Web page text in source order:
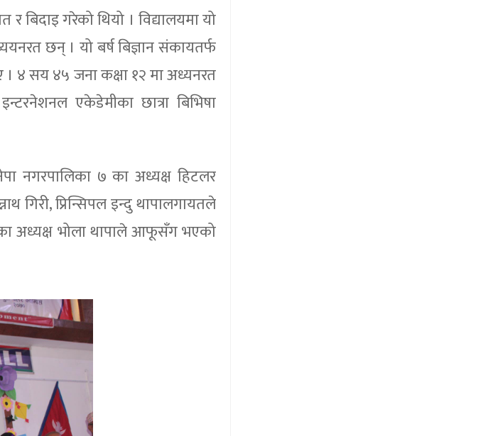
गरेको थियो । विद्यालयमा यो
छन् । यो बर्ष बिज्ञान संकायतर्फ
। ४ सय ४५ जना कक्षा १२ मा अध्यनरत
एकेडेमीका छात्रा बिभिषा
नगरपालिका ७ का अध्यक्ष हिटलर
गिरी, प्रिन्सिपल इन्दु थापालगायतले
अध्यक्ष भोला थापाले आफूसँग भएको